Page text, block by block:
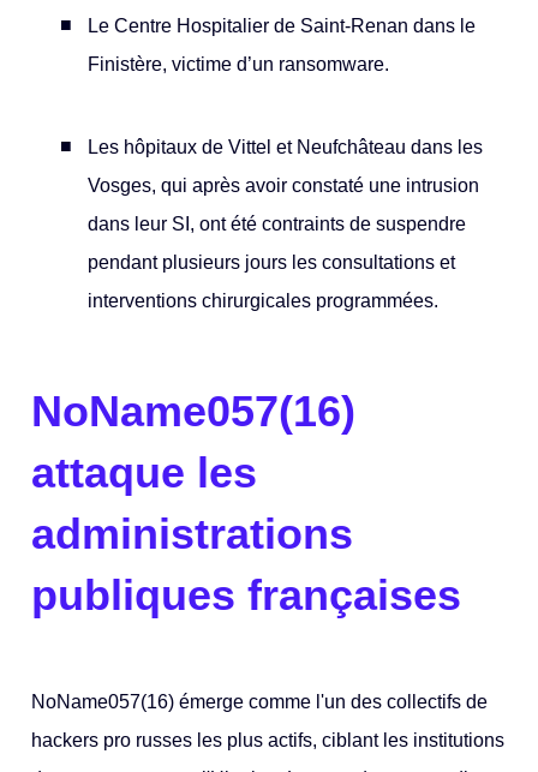
Le Centre Hospitalier de Saint-Renan dans le
Finistère, victime d’un ransomware.
Les hôpitaux de Vittel et Neufchâteau dans les
Vosges, qui après avoir constaté une intrusion
dans leur SI, ont été contraints de suspendre
pendant plusieurs jours les consultations et
interventions chirurgicales programmées.
NoName057(16)
attaque les
administrations
publiques françaises
NoName057(16) émerge comme l'un des collectifs de
hackers pro russes les plus actifs, ciblant les institutions